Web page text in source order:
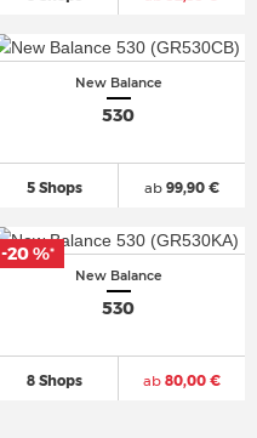
New Balance
530
5 Shops ab99,90 €
New Balance
530
8 Shops ab80,00 €
-20 %*